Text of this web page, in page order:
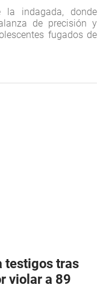
indagada, donde
de precisión y
fugados de
testigos tras
violar a 89